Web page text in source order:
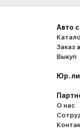
Авто
Заказ
Выкуп
Юр.
О нас